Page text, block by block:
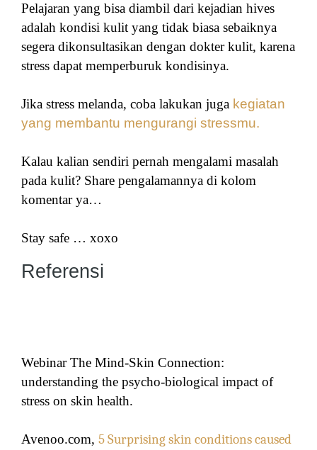
Pelajaran yang bisa diambil dari kejadian hives
adalah kondisi kulit yang tidak biasa sebaiknya
segera dikonsultasikan dengan dokter kulit, karena
stress dapat memperburuk kondisinya.
Jika stress melanda, coba lakukan juga kegiatan
yang membantu mengurangi stressmu.
Kalau kalian sendiri pernah mengalami masalah
pada kulit? Share pengalamannya di kolom
komentar ya…
Stay safe … xoxo
Referensi
Webinar The Mind-Skin Connection:
understanding the psycho-biological impact of
stress on skin health.
Avenoo.com, 5 Surprising skin conditions caused